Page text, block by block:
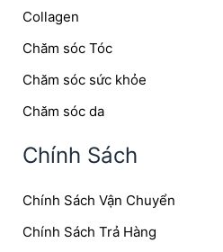
Collagen
Chăm sóc Tóc
Chăm sóc sức khỏe
Chăm sóc da
Chính Sách
Chính Sách Vận Chuyển
Chính Sách Trả Hàng